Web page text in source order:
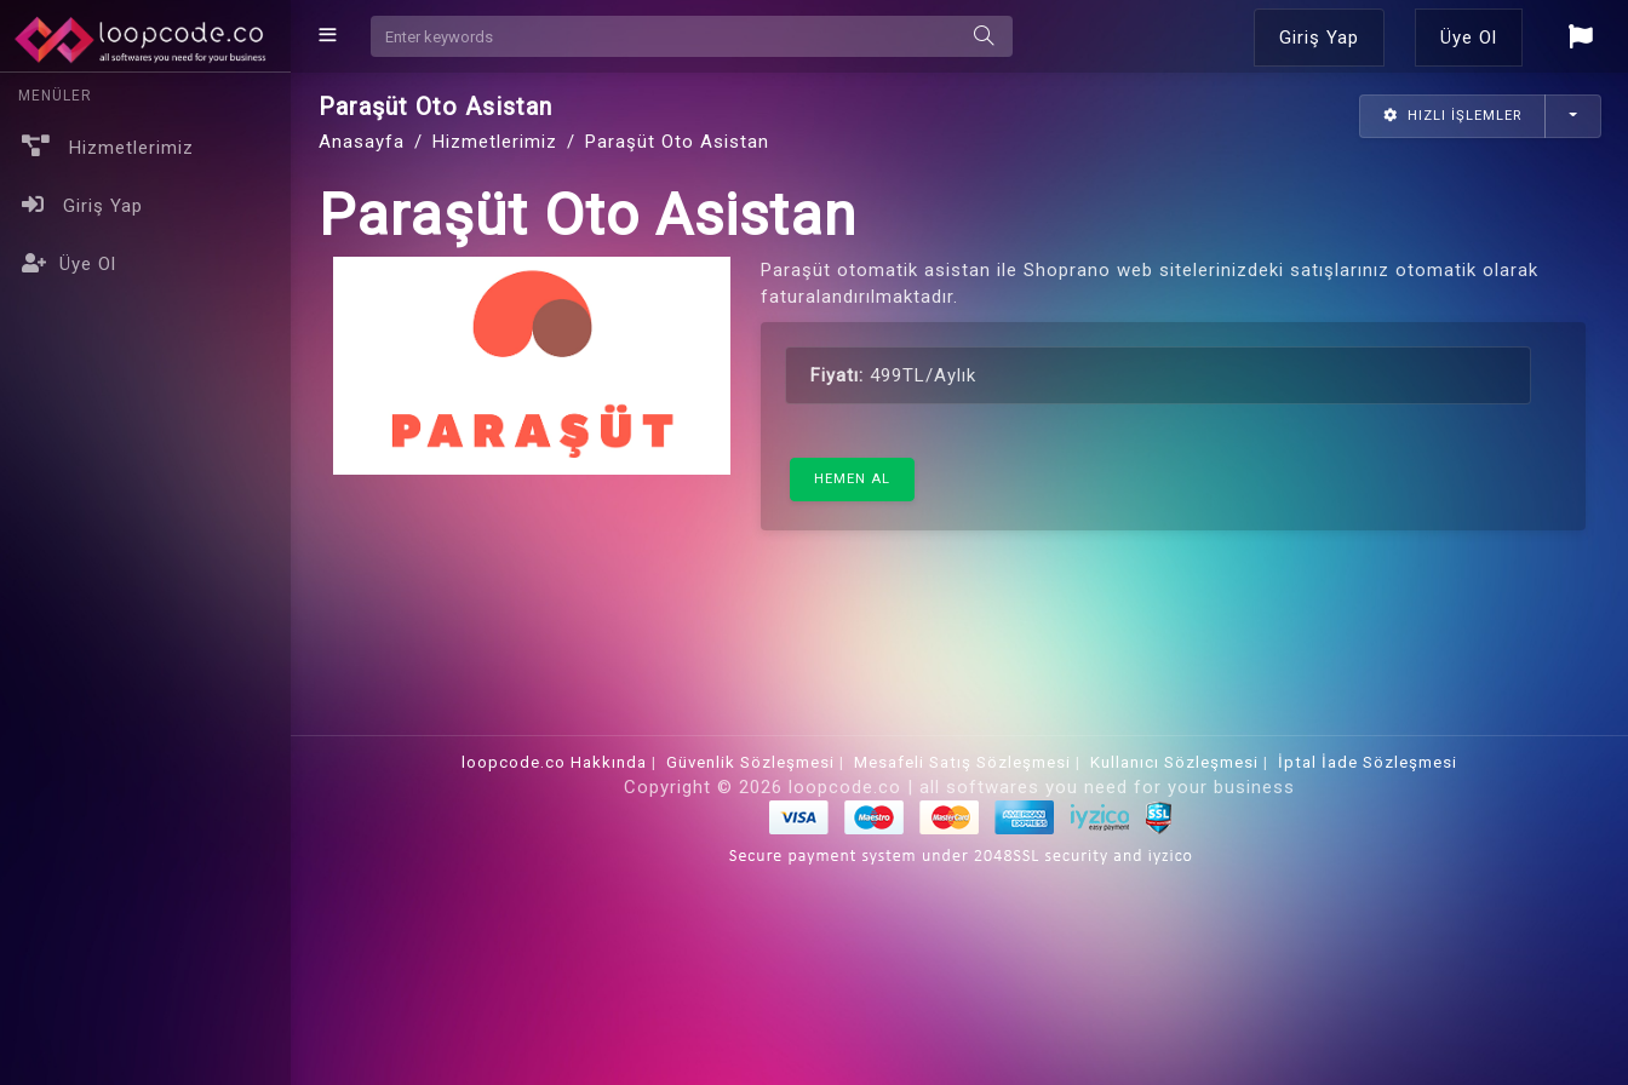
MENÜLER
Hizmetlerimiz
Giriş Yap
Üye Ol
Giriş Yap Üye Ol
Paraşüt Oto Asistan
Anasayfa Hizmetlerimiz Paraşüt Oto Asistan
HIZLI İŞLEMLER
Paraşüt Oto Asistan
Paraşüt otomatik asistan ile Shoprano web sitelerinizdeki satışlarınız otomatik olarak
faturalandırılmaktadır.
Fiyatı: 499TL/Aylık
HEMEN AL
loopcode.co Hakkında | Güvenlik Sözleşmesi | Mesafeli Satış Sözleşmesi | Kullanıcı Sözleşmesi | İptal İade Sözleşmesi
Copyright © 2026 loopcode.co | all softwares you need for your business